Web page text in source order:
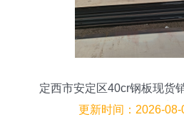
定西市安定区40cr钢板现货
县、渭源区域
更新时间：2026-